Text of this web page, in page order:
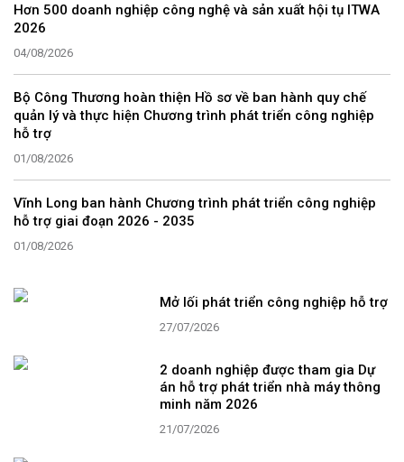
Hơn 500 doanh nghiệp công nghệ và sản xuất hội tụ ITWA
2026
04/08/2026
Bộ Công Thương hoàn thiện Hồ sơ về ban hành quy chế
quản lý và thực hiện Chương trình phát triển công nghiệp
hỗ trợ
01/08/2026
Vĩnh Long ban hành Chương trình phát triển công nghiệp
hỗ trợ giai đoạn 2026 - 2035
01/08/2026
Mở lối phát triển công nghiệp hỗ trợ
27/07/2026
2 doanh nghiệp được tham gia Dự
án hỗ trợ phát triển nhà máy thông
minh năm 2026
21/07/2026